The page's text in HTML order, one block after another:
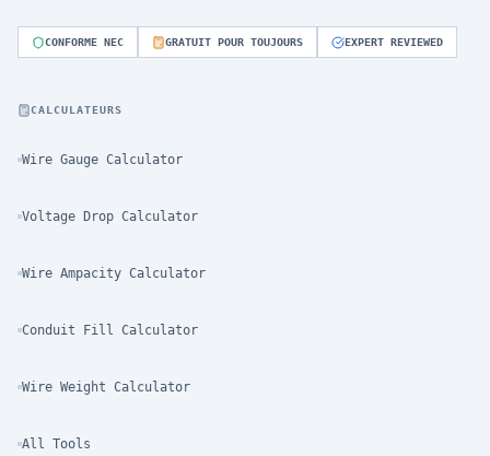
CONFORME NEC GRATUIT POUR TOUJOURS EXPERT REVIEWED
CALCULATEURS
Wire Gauge Calculator
Voltage Drop Calculator
Wire Ampacity Calculator
Conduit Fill Calculator
Wire Weight Calculator
All Tools